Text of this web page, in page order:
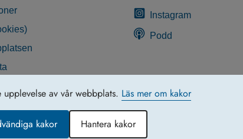
av vår webbplats. Läs mer om kakor
kakor Hantera kakor
Instagram
Podd